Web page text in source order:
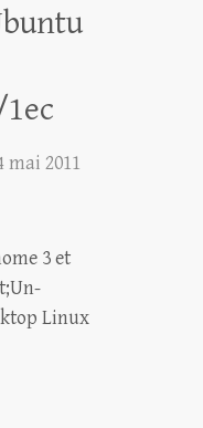
mai 2011
3 et
Linux